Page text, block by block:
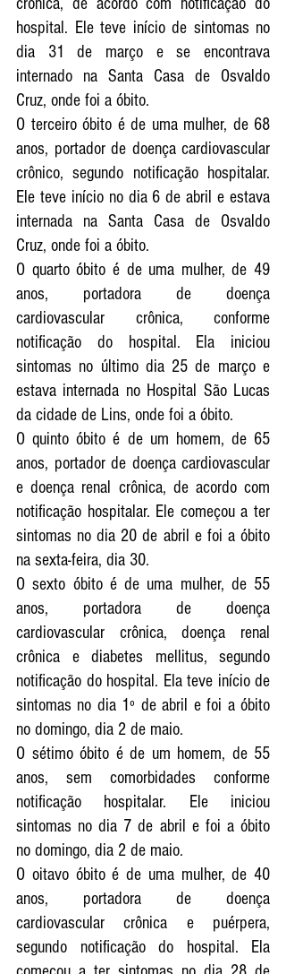
hospital. Ele teve início de sintomas no
dia 31 de março e se encontrava
internado na Santa Casa de Osvaldo
Cruz, onde foi a óbito.
O terceiro óbito é de uma mulher, de 68
anos, portador de doença cardiovascular
crônico, segundo notificação hospitalar.
Ele teve início no dia 6 de abril e estava
internada na Santa Casa de Osvaldo
Cruz, onde foi a óbito.
O quarto óbito é de uma mulher, de 49
anos, portadora de doença
cardiovascular crônica, conforme
notificação do hospital. Ela iniciou
sintomas no último dia 25 de março e
estava internada no Hospital São Lucas
da cidade de Lins, onde foi a óbito.
O quinto óbito é de um homem, de 65
anos, portador de doença cardiovascular
e doença renal crônica, de acordo com
notificação hospitalar. Ele começou a ter
sintomas no dia 20 de abril e foi a óbito
na sexta-feira, dia 30.
O sexto óbito é de uma mulher, de 55
anos, portadora de doença
cardiovascular crônica, doença renal
crônica e diabetes mellitus, segundo
notificação do hospital. Ela teve início de
sintomas no dia 1º de abril e foi a óbito
no domingo, dia 2 de maio.
O sétimo óbito é de um homem, de 55
anos, sem comorbidades conforme
notificação hospitalar. Ele iniciou
sintomas no dia 7 de abril e foi a óbito
no domingo, dia 2 de maio.
O oitavo óbito é de uma mulher, de 40
anos, portadora de doença
cardiovascular crônica e puérpera,
segundo notificação do hospital. Ela